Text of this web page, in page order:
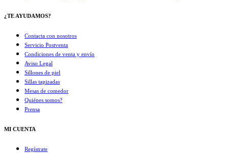
¿TE AYUDAMOS?
Contacta con nosotros
Servicio Postventa
Condiciones de venta y envío
Aviso Legal
Sillones de piel
Sillas tapizadas
Mesas de comedor
Quiénes somos?
Prensa
MI CUENTA
Regístrate